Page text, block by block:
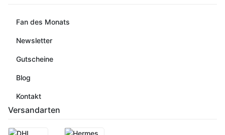
Fan des Monats
Newsletter
Gutscheine
Blog
Kontakt
Versandarten